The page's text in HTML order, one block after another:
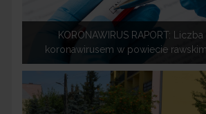
KORONAWIRUS RAPORT:
koronawirusem w powiecie